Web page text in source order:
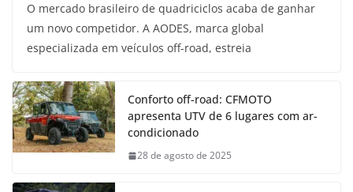
O mercado brasileiro de quadriciclos acaba de ganhar
um novo competidor. A AODES, marca global
especializada em veículos off-road, estreia
Conforto off-road: CFMOTO
apresenta UTV de 6 lugares com ar-
condicionado
28 de agosto de 2025